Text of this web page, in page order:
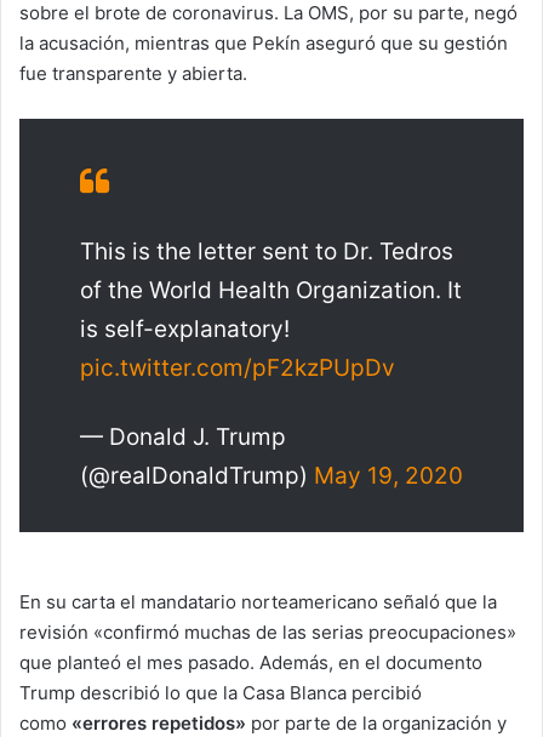
sobre el brote de coronavirus. La OMS, por su parte, negó
la acusación, mientras que Pekín aseguró que su gestión
fue transparente y abierta.
This is the letter sent to Dr. Tedros
of the World Health Organization. It
is self-explanatory!
pic.twitter.com/pF2kzPUpDv
— Donald J. Trump
(@realDonaldTrump) May 19, 2020
En su carta el mandatario norteamericano señaló que la
revisión «confirmó muchas de las serias preocupaciones»
que planteó el mes pasado. Además, en el documento
Trump describió lo que la Casa Blanca percibió
como «errores repetidos» por parte de la organización y